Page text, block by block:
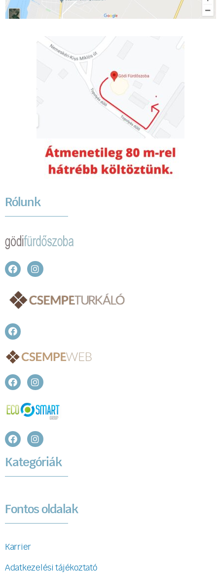
Rólunk
Kategóriák
Fontos oldalak
Karrier
Adatkezelési tájékoztató